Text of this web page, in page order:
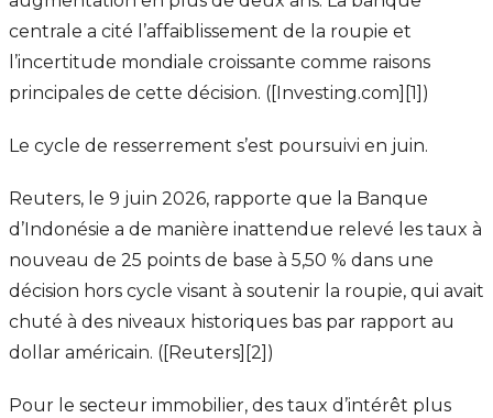
centrale a cité l’affaiblissement de la roupie et
l’incertitude mondiale croissante comme raisons
principales de cette décision. ([Investing.com][1])
Le cycle de resserrement s’est poursuivi en juin.
Reuters, le 9 juin 2026, rapporte que la Banque
d’Indonésie a de manière inattendue relevé les taux à
nouveau de 25 points de base à 5,50 % dans une
décision hors cycle visant à soutenir la roupie, qui avait
chuté à des niveaux historiques bas par rapport au
dollar américain. ([Reuters][2])
Pour le secteur immobilier, des taux d’intérêt plus